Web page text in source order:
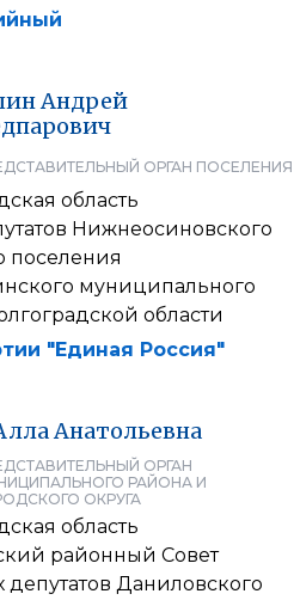
Андрей
ОРГАН ПОСЕЛЕНИЯ
область
Нижнеосиновского
поселения
муниципального
области
"Единая Россия"
Анатольевна
ОРГАН
РАЙОНА И
ОКРУГА
область
районный Совет
Даниловского